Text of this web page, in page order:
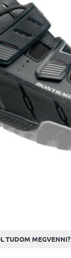
TUDOM MEGVENNI?